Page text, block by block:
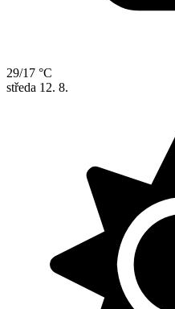
29/17 °C
středa 12. 8.